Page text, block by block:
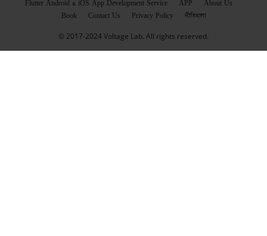
Flutter Android & iOS App Development Service APP
About Us
Book
Contact Us Privacy Policy নীতিমালা
© 2017-2024 Voltage Lab. All rights reserved.